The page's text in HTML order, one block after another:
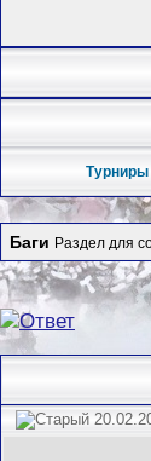
Турниры
Баги Раздел для